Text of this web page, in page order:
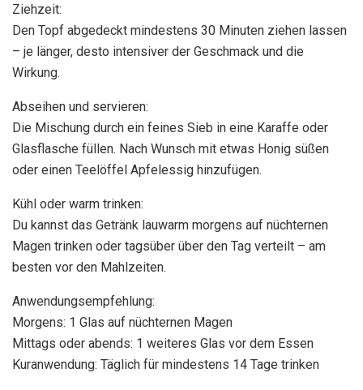
Ziehzeit:
Den Topf abgedeckt mindestens 30 Minuten ziehen lassen
– je länger, desto intensiver der Geschmack und die
Wirkung.
Abseihen und servieren:
Die Mischung durch ein feines Sieb in eine Karaffe oder
Glasflasche füllen. Nach Wunsch mit etwas Honig süßen
oder einen Teelöffel Apfelessig hinzufügen.
Kühl oder warm trinken:
Du kannst das Getränk lauwarm morgens auf nüchternen
Magen trinken oder tagsüber über den Tag verteilt – am
besten vor den Mahlzeiten.
Anwendungsempfehlung:
Morgens: 1 Glas auf nüchternen Magen
Mittags oder abends: 1 weiteres Glas vor dem Essen
Kuranwendung: Täglich für mindestens 14 Tage trinken